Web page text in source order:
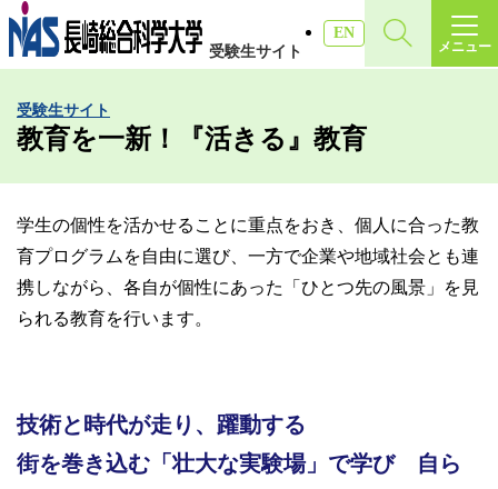
受験生サイト
EN
メニュー
施設・アクセス
入試情報
各種証明書
受験生・高校教員の方
企業の方
受験生サイト
教育を一新！『活きる』教育
学生の個性を活かせることに重点をおき、個人に合った教
育プログラムを自由に選び、一方で企業や地域社会とも連
携しながら、各自が個性にあった「ひとつ先の風景」を見
られる教育を行います。
技術と時代が走り、躍動する
街を巻き込む「壮大な実験場」で学び 自ら